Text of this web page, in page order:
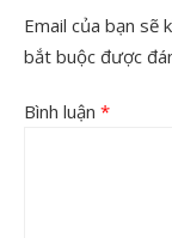
Email của bạn sẽ
bắt buộc được
Bình luận *